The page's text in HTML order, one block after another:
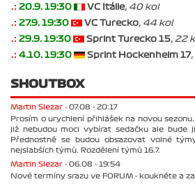
.: 20.9. 19:30 VC Itálie, 40 kol
.: 27.9. 19:30 VC Turecko, 44 kol
.: 29.9. 19:30 Sprint Turecko 15, 22
.: 4.10. 19:30 Sprint Hockenheim 17,
SHOUTBOX
Martin Slezar - 07.08 - 20:17
Prosím o urychlení přihlášek na novou sezonu.
již nebudou moci vybírat sedačku ale bude
Přednostně se budou obsazovat volné
nejslabších týmů. Rozdělení týmů 16.7.
Martin Slezar - 06.08 - 19:54
Nové termíny srazu ve FORUM - koukněte a